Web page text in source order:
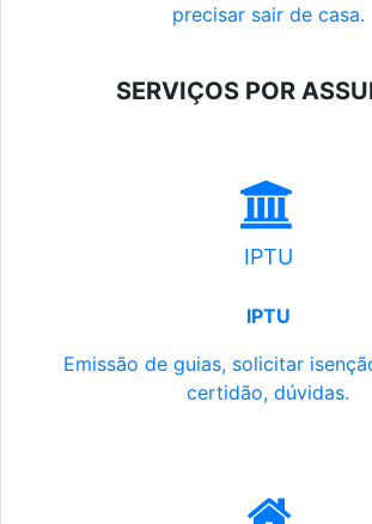
precisar sair de casa.
SERVIÇOS POR
IPTU
IPTU
Emissão de guias, solicitar
certidão, dúvidas.